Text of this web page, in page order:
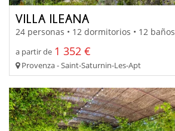
VILLA ILEANA
24 personas • 12 dormitorios • 12 baños
a partir de 1 352 €
Provenza - Saint-Saturnin-Les-Apt